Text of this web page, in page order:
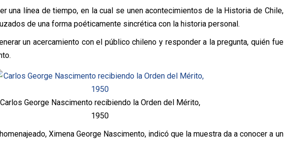
una línea de tiempo, en la cual se unen acontecimientos de la Historia de Chile,
de una forma poéticamente sincrética con la historia personal.
un acercamiento con el público chileno y responder a la pregunta, quién fue
Carlos George Nascimento recibiendo la Orden del Mérito,
1950
Ximena George Nascimento, indicó que la muestra da a conocer a un